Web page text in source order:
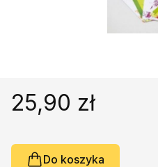
Dewocjonalia
Podręczniki szkolne
25,90 zł
Do koszyka